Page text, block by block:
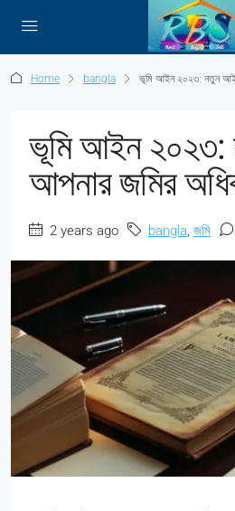
Home bangla ভূমি আইন ২০২৩: নতুন
ভূমি আইন
আপনার জমির
2 years ago bangla, জমি